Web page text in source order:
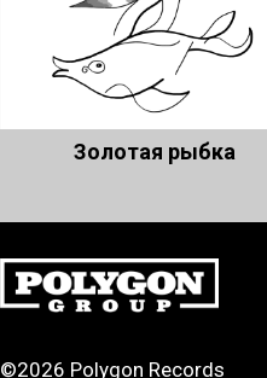
Золотая рыбка
©2026 Polygon Records